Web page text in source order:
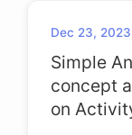
Dec 23, 2023
Simple
concept
on